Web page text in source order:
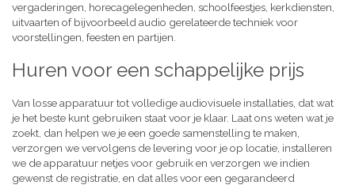
vergaderingen, horecagelegenheden, schoolfeestjes, kerkdiensten,
uitvaarten of bijvoorbeeld audio gerelateerde techniek voor
voorstellingen, feesten en partijen.
Huren voor een schappelijke prijs
Van losse apparatuur tot volledige audiovisuele installaties, dat wat
je het beste kunt gebruiken staat voor je klaar. Laat ons weten wat je
zoekt, dan helpen we je een goede samenstelling te maken,
verzorgen we vervolgens de levering voor je op locatie, installeren
we de apparatuur netjes voor gebruik en verzorgen we indien
gewenst de registratie, en dat alles voor een gegarandeerd